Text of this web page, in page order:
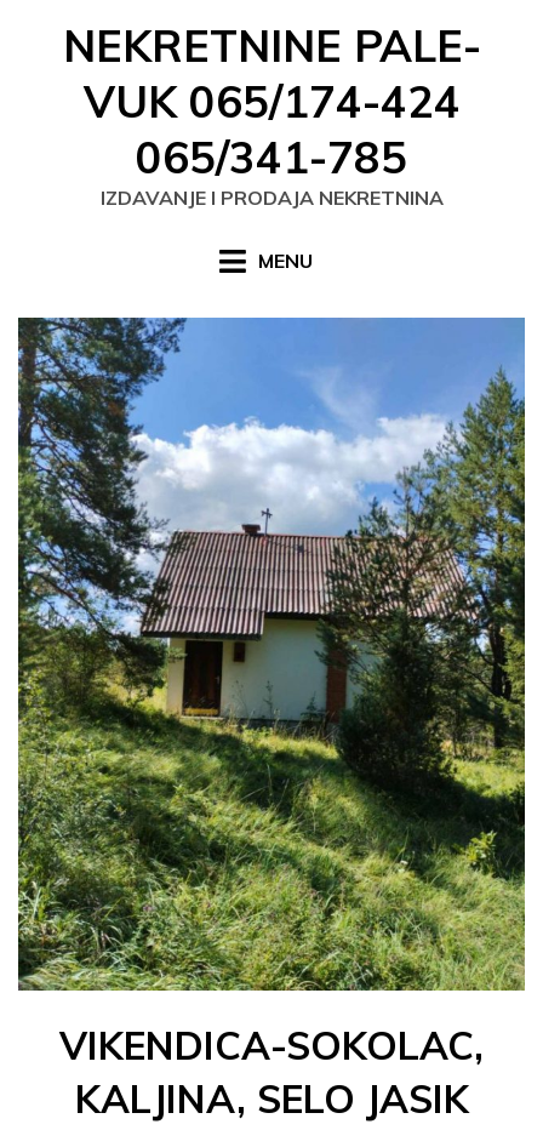
NEKRETNINE PALE-
VUK 065/174-424
065/341-785
IZDAVANJE I PRODAJA NEKRETNINA
MENU
VIKENDICA-SOKOLAC,
KALJINA, SELO JASIK